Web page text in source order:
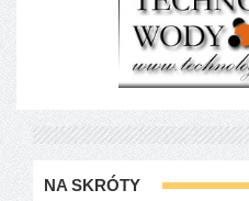
NA SKRÓTY